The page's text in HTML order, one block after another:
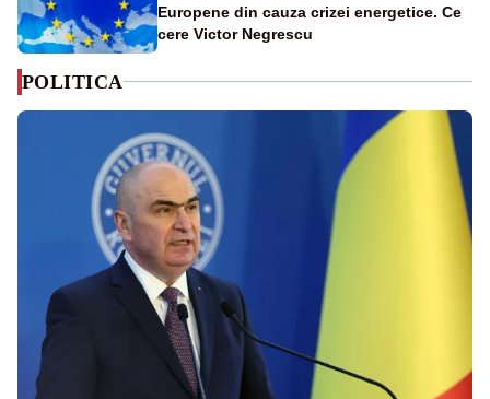
Europene din cauza crizei energetice. Ce
cere Victor Negrescu
POLITICA